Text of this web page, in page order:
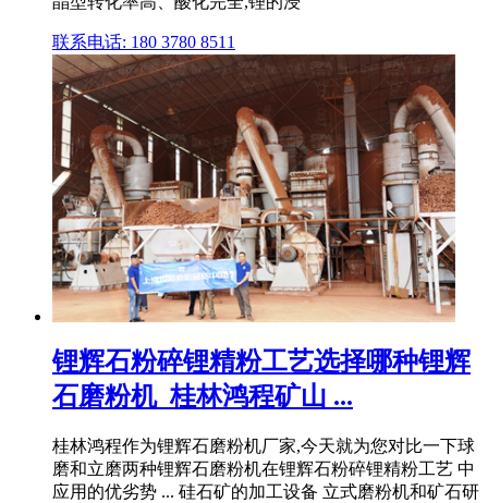
联系电话: 180 3780 8511
锂辉石粉碎锂精粉工艺选择哪种锂辉
石磨粉机_桂林鸿程矿山 ...
桂林鸿程作为锂辉石磨粉机厂家,今天就为您对比一下球
磨和立磨两种锂辉石磨粉机在锂辉石粉碎锂精粉工艺 中
应用的优劣势 ... 硅石矿的加工设备 立式磨粉机和矿石研